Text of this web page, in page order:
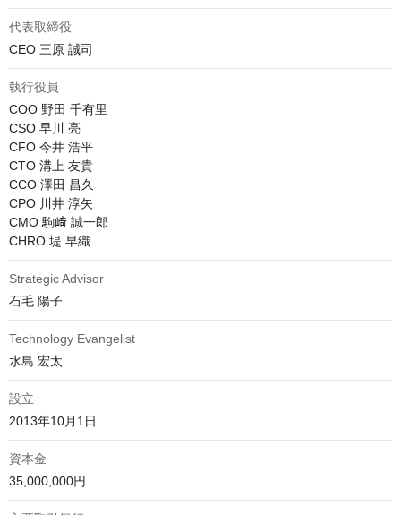
代表取締役
CEO 三原 誠司
執行役員
COO 野田 千有里
CSO 早川 亮
CFO 今井 浩平
CTO 溝上 友貴
CCO 澤田 昌久
CPO 川井 淳矢
CMO 駒﨑 誠一郎
CHRO 堤 早織
Strategic Advisor
石毛 陽子
Technology Evangelist
水島 宏太
設立
2013年10月1日
資本金
35,000,000円